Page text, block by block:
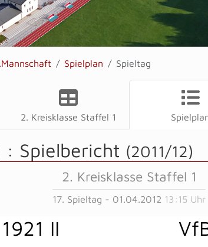
Spielplan Spieltag
2. Kreisklasse Staffel 1
: Spielbericht (2011/12)
2. Kreisklasse Staffel 1
17. Spieltag - 01.04.2012 13:15 Uhr
II